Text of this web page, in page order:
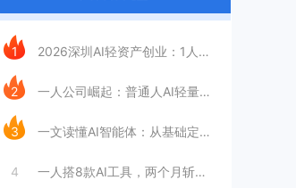
今日推荐
1 2026深圳AI轻资产创业：1人公司如何
2 一人公司崛起：普通人AI轻量化创业指南
3 一文读懂AI智能体：从基础定义到企业落地
4 一人搭8款AI工具，两个月斩获3000订